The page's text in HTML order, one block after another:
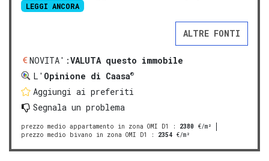
LEGGI ANCORA
ALTRE FONTI
NOVITA':VALUTA questo immobile
L' Opinione di Caasa®
Aggiungi ai preferiti
Segnala un problema
prezzo medio appartamento in zona OMI D1 : 2380 €/m²
prezzo medio bivano in zona OMI D1
: 2354 €/m²